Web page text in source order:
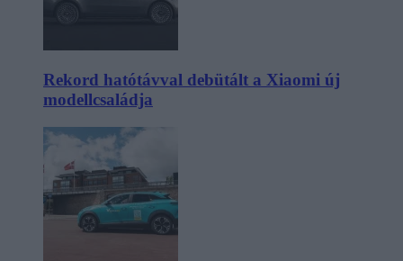
Rekord hatótávval debütált a Xiaomi új
modellcsaládja